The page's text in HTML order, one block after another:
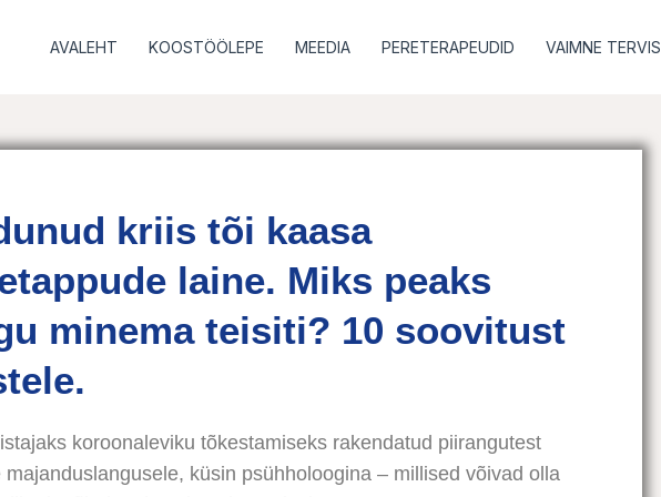
AVALEHT KOOSTÖÖLEPE MEEDIA PERETERAPEUDID VAIMNE TERVIS
kriis tõi kaasa
laine. Miks peaks
minema teisiti? 10 soovitust
koroonaleviku tõkestamiseks rakendatud piirangutest
majanduslangusele, küsin psühholoogina – millised võivad olla